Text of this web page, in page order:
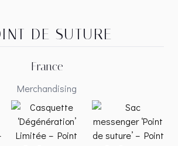
DE SUTURE
France
Merchandising